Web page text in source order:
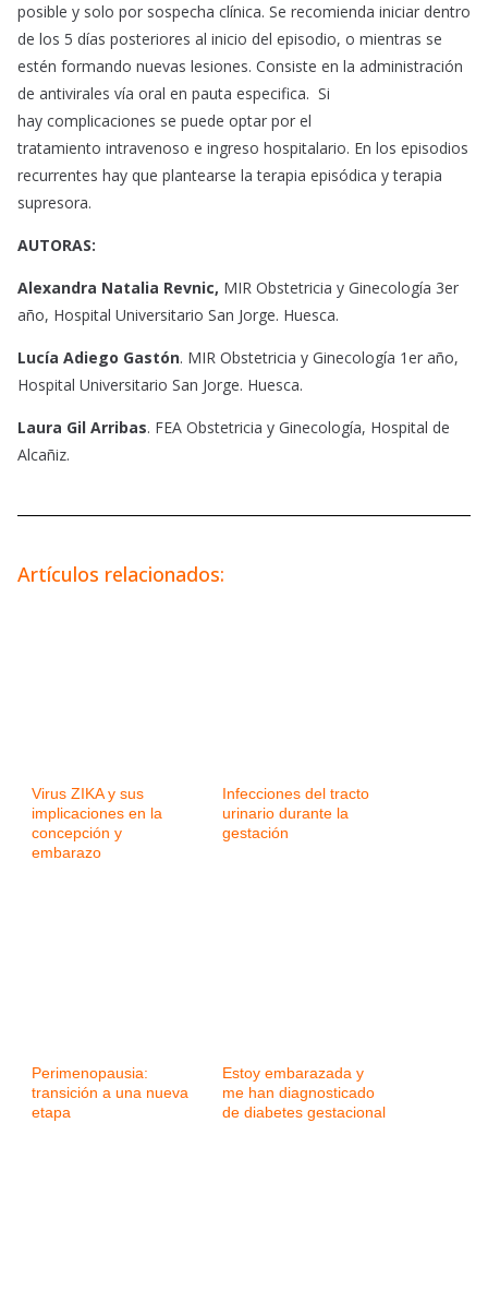
posible y solo por sospecha clínica. Se recomienda iniciar dentro
de los 5 días posteriores al inicio del episodio, o mientras se
estén formando nuevas lesiones. Consiste en la administración
de antivirales vía oral en pauta especifica. Si
hay complicaciones se puede optar por el
tratamiento intravenoso e ingreso hospitalario. En los episodios
recurrentes hay que plantearse la terapia episódica y terapia
supresora.
AUTORAS:
Alexandra Natalia Revnic, MIR Obstetricia y Ginecología 3er
año, Hospital Universitario San Jorge. Huesca.
Lucía Adiego Gastón. MIR Obstetricia y Ginecología 1er año,
Hospital Universitario San Jorge. Huesca.
Laura Gil Arribas. FEA Obstetricia y Ginecología, Hospital de
Alcañiz.
Artículos relacionados:
Virus ZIKA y sus
implicaciones en la
concepción y
embarazo
Infecciones del tracto
urinario durante la
gestación
Perimenopausia:
transición a una nueva
etapa
Estoy embarazada y
me han diagnosticado
de diabetes gestacional